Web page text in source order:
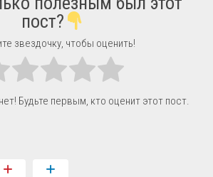
пост?
звездочку, чтобы оценить!
Будьте первым, кто оценит этот пост.